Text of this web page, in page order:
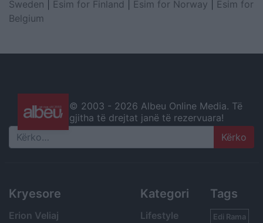
Sweden
Esim for Finland Esim for Norway
Esim for
Belgium
© 2003 - 2026 Albeu Online Media. Të
gjitha të drejtat janë të rezervuara!
Search
Kryesore
Erion Veliaj
Kategori
Lifestyle
Tags
Edi Rama